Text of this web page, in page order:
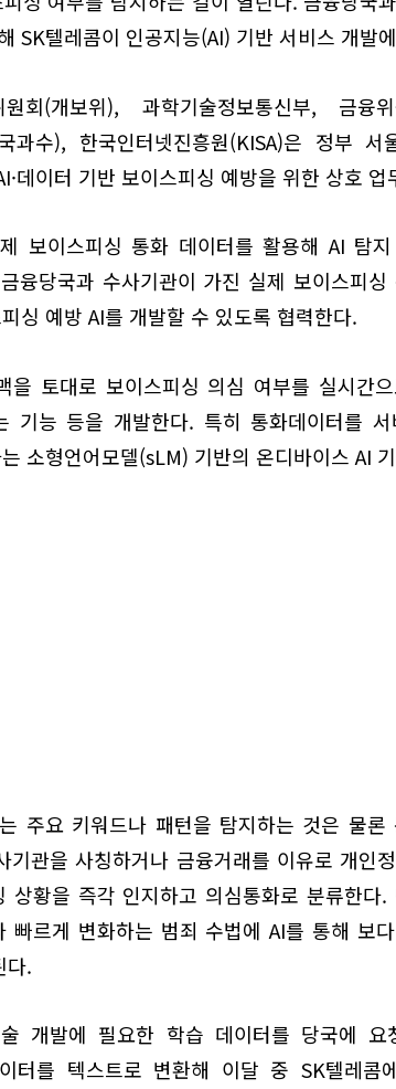
SK텔레콤이 인공지능(AI) 기반 서비스 개발
회(개보위), 과학기술정보통신부, 금융
과수), 한국인터넷진흥원(KISA)은 정부
데이터 기반 보이스피싱 예방을 위한 상호
보이스피싱 통화 데이터를 활용해 AI 탐
융당국과 수사기관이 가진 실제 보이스피
싱 예방 AI를 개발할 수 있도록 협력한다.
을 토대로 보이스피싱 의심 여부를 실시간
기능 등을 개발한다. 특히 통화데이터를
소형언어모델(sLM) 기반의 온디바이스 AI
주요 키워드나 패턴을 탐지하는 것은 물론
기관을 사칭하거나 금융거래를 이유로 개인
상황을 즉각 인지하고 의심통화로 분류한다
빠르게 변화하는 범죄 수법에 AI를 통해 보
다.
개발에 필요한 학습 데이터를 당국에 요
터를 텍스트로 변환해 이달 중 SK텔레콤